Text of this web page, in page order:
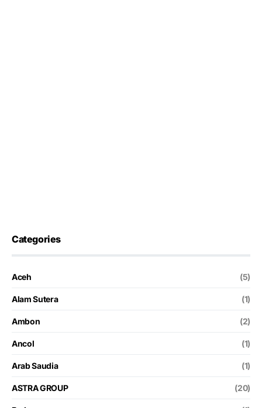
Categories
Aceh (5)
Alam Sutera (1)
Ambon (2)
Ancol (1)
Arab Saudia (1)
ASTRA GROUP (20)